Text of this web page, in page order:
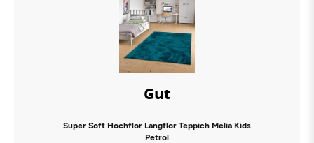
Gut
Super Soft Hochflor Langflor Teppich Melia Kids
Petrol